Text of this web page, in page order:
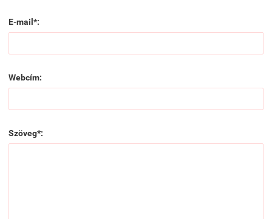
E-mail*:
Webcím:
Szöveg*: